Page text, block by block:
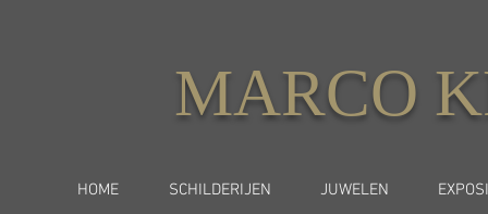
MARCO
HOME SCHILDERIJEN JUWELEN